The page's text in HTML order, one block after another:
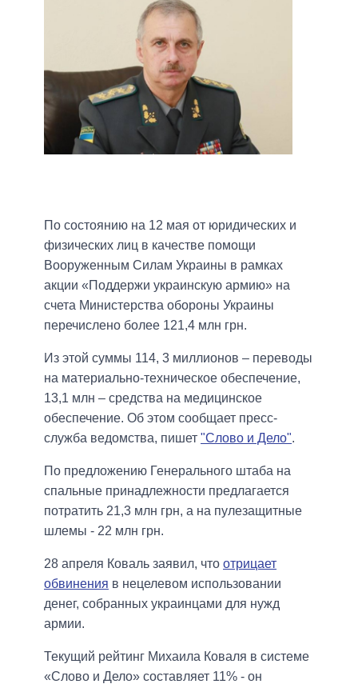
По состоянию на 12 мая от юридических и
физических лиц в качестве помощи
Вооруженным Силам Украины в рамках
акции «Поддержи украинскую армию» на
счета Министерства обороны Украины
перечислено более 121,4 млн грн.
Из этой суммы 114, 3 миллионов – переводы
на материально-техническое обеспечение,
13,1 млн – средства на медицинское
обеспечение. Об этом сообщает пресс-
служба ведомства, пишет "Слово и Дело".
По предложению Генерального штаба на
спальные принадлежности предлагается
потратить 21,3 млн грн, а на пулезащитные
шлемы - 22 млн грн.
28 апреля Коваль заявил, что отрицает
обвинения в нецелевом использовании
денег, собранных украинцами для нужд
армии.
Текущий рейтинг Михаила Коваля в системе
«Слово и Дело» составляет 11% - он